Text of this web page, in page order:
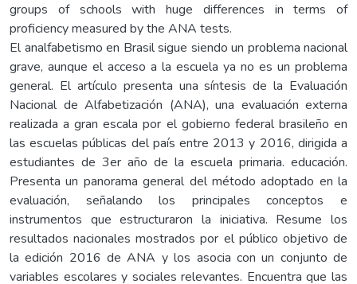
groups of schools with huge differences in terms of
proficiency measured by the ANA tests.
El analfabetismo en Brasil sigue siendo un problema nacional
grave, aunque el acceso a la escuela ya no es un problema
general. El artículo presenta una síntesis de la Evaluación
Nacional de Alfabetización (ANA), una evaluación externa
realizada a gran escala por el gobierno federal brasileño en
las escuelas públicas del país entre 2013 y 2016, dirigida a
estudiantes de 3er año de la escuela primaria. educación.
Presenta un panorama general del método adoptado en la
evaluación, señalando los principales conceptos e
instrumentos que estructuraron la iniciativa. Resume los
resultados nacionales mostrados por el público objetivo de
la edición 2016 de ANA y los asocia con un conjunto de
variables escolares y sociales relevantes. Encuentra que las